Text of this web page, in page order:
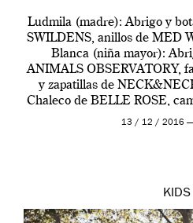
Ludmila (madre): Abrigo y
SWILDENS, anillos de MED
Blanca (niña mayor):
ANIMALS OBSERVATORY,
y zapatillas de
Chaleco de BELLE ROSE,
falda de BUHO y zapatos de
13 / 12 / 2016
KIDS